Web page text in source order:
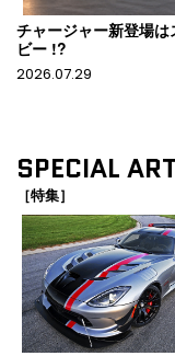
チャージャー新登場は
ビー !?
2026.07.29
SPECIAL
［特集］